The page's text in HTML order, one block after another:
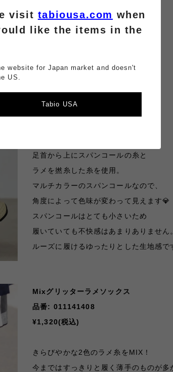
スパンコールラメリブスリーク
足首から上にスパンコールの糸と
ラメを撚糸した糸を使用。
マルチカラーのスパンコールなので、
角度によって色味が変わって見えます💎
スパンコールはとても小さいため
履いていても不快感はあまりありません
ルーズに履けるゆったりとした生地感
Mixグリッターラメソックス
品番: 011141408
¥1,320(税込)
きらびやかな2色のラメ糸をMIX！
今まではすっきりと履く薄手のものが多
visit tabiousa.com when
like the items in the
website for Japan market and doesn't
US.
Tabio USA